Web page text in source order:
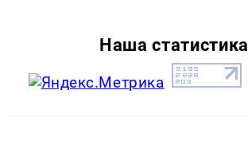
Наша статистика